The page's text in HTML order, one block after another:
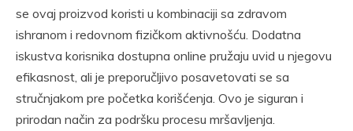
se ovaj proizvod koristi u kombinaciji sa zdravom
ishranom i redovnom fizičkom aktivnošću. Dodatna
iskustva korisnika dostupna online pružaju uvid u njegovu
efikasnost, ali je preporučljivo posavetovati se sa
stručnjakom pre početka korišćenja. Ovo je siguran i
prirodan način za podršku procesu mršavljenja.